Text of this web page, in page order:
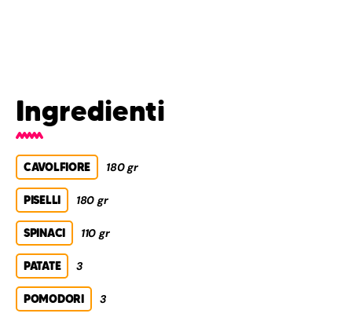
Ingredienti
CAVOLFIORE 180 gr
PISELLI 180 gr
SPINACI 110 gr
PATATE 3
POMODORI 3